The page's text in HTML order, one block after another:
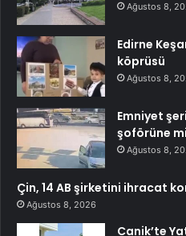
Ağustos 8,
Edirne
köprüsü
Ağustos 8,
Emniyet
şoförüne
Ağustos 8,
Çin, 14 AB şirketini ihracat
Ağustos 8, 2026
Canik’te